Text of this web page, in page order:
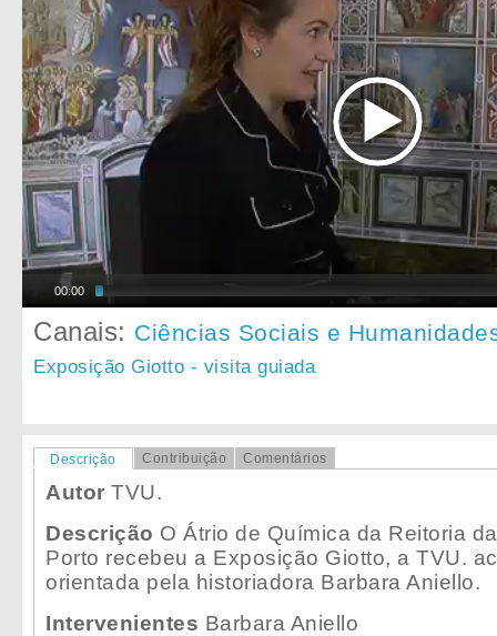
00:00
Canais: Ciências Sociais e
Exposição Giotto - visita guiada
Descrição Contribuição Comentários
Autor TVU.
Descrição O Átrio de Química da Reitoria
Porto recebeu a Exposição Giotto, a TVU.
orientada pela historiadora Barbara Aniello.
Intervenientes Barbara Aniello